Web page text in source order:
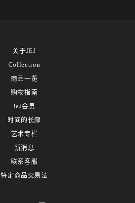
关于JEJ
Collection
商品一览
购物指南
JeJ会员
时间的长廊
艺术专栏
新消息
联系客服
特定商品交易法